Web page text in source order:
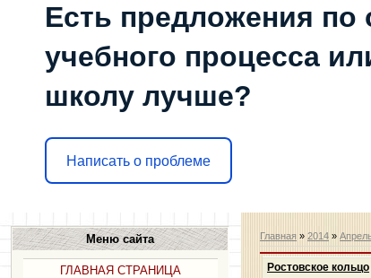
Есть предложения по
учебного процесса
школу лучше?
Написать о проблеме
Меню сайта
ГЛАВНАЯ СТРАНИЦА
Главная »2014 »
Ростовское кольцо